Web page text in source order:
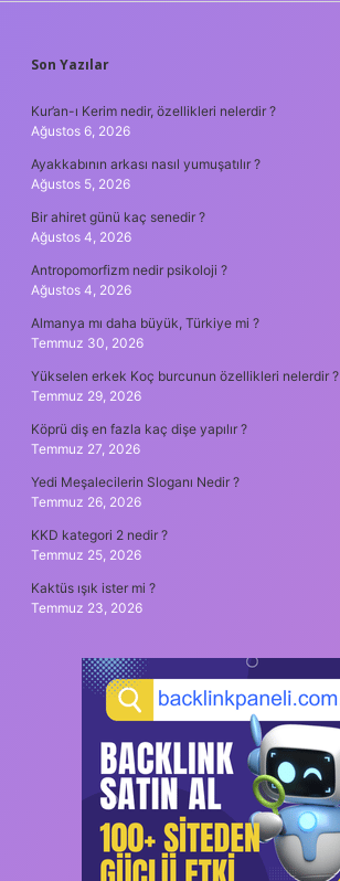
SIDEBAR
Son Yazılar
Kur’an-ı Kerim nedir, özellikleri nelerdir ?
Ağustos 6, 2026
Ayakkabının arkası nasıl yumuşatılır ?
Ağustos 5, 2026
Bir ahiret günü kaç senedir ?
Ağustos 4, 2026
Antropomorfizm nedir psikoloji ?
Ağustos 4, 2026
Almanya mı daha büyük, Türkiye mi ?
Temmuz 30, 2026
Yükselen erkek Koç burcunun özellikleri nelerdir ?
Temmuz 29, 2026
Köprü diş en fazla kaç dişe yapılır ?
Temmuz 27, 2026
Yedi Meşalecilerin Sloganı Nedir ?
Temmuz 26, 2026
KKD kategori 2 nedir ?
Temmuz 25, 2026
Kaktüs ışık ister mi ?
Temmuz 23, 2026